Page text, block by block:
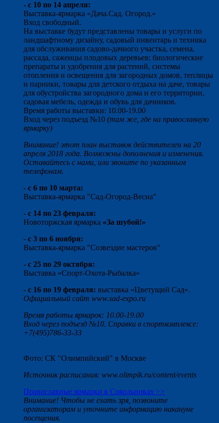
- с 10 по 14 апреля:
Выставка-ярмарка «Дача.Сад. Огород.»
Вход свободный.
На выставке будут представлены товары и услуги по
ландшафтному дизайну, садовый инвентарь и техника
для обслуживания садово-дачного участка, семена,
рассада, саженцы плодовых деревьев; биологические
препараты и удобрения для растений, системы
отопления и освещения для загородных домов, теплицы
и парники, товары для детского отдыха на даче, товары
для обустройства загородного дома и его территории,
садовая мебель, одежда и обувь для дачников.
Время работы выставки: 10.00-19.00
Вход через подъезд №10 (там же, где на православную
ярмарку)
Внимание! этот план выставок действителен на 20
апреля 2018 года. Возможны дополнения и изменения.
Оставайтесь с нами, или звоните по указанным
телефонам.
- с 6 по 10 марта:
Выставка-ярмарка "Сад-Огород-Весна"
- с 14 по 23 февраля:
Новоторжская ярмарка «За шубой!»
- с 3 по 6 ноября:
Выставка-ярмарка "Созвездие мастеров"
- с 25 по 29 октября:
Выставка «Спорт-Охота-Рыбалка»
- с 16 по 19 февраля: выставка «Цветущий Сад».
Официальный сайт www.sad-expo.ru
Время работы ярмарок: 10.00-19.00
Вход через подъезд №10. Справки в спорткомплексе:
+7(495)786-33-33
Фото: СК "Олимпийский" в Москве
Источник расписания: www.olimpik.ru/content/events
Православные ярмарки в Сокольниках >>
Внимание! Чтобы не ехать зря, позвоните
организаторам и уточните информацию накануне
посещения.